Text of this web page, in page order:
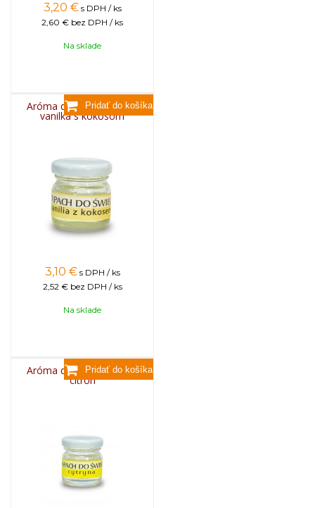
3,20 € s DPH / ks
2,60 € bez DPH / ks
Na sklade
Aróma do sviečok, 25g -
vanilka s kokosom
3,10 € s DPH / ks
2,52 € bez DPH / ks
Na sklade
Aróma do sviečok, 25g -
citrón